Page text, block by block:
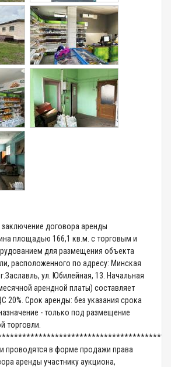
договора аренды
площадью 166,1 кв.м. с торговым и
для размещения объекта
расположенного по адресу: Минская
ул. Юбилейная, 13. Начальная
арендной платы) составляет
20%. Срок аренды: без указания срока
- только под размещение
торговли.
проводятся в форме продажи права
аренды участнику аукциона,